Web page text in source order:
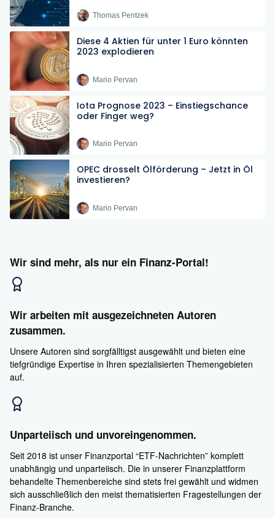
Thomas Pentzek
Diese 4 Aktien für unter 1 Euro könnten
2023 explodieren
Mario Pervan
Iota Prognose 2023 – Einstiegschance
oder Finger weg?
Mario Pervan
OPEC drosselt Ölförderung – Jetzt in Öl
investieren?
Mario Pervan
Wir sind mehr, als nur ein Finanz-Portal!
Wir arbeiten mit ausgezeichneten Autoren
zusammen.
Unsere Autoren sind sorgfälltigst ausgewählt und bieten eine
tiefgründige Expertise in Ihren spezialisierten Themengebieten
auf.
Unparteiisch und unvoreingenommen.
Seit 2018 ist unser Finanzportal “ETF-Nachrichten” komplett
unabhängig und unparteiisch. Die in unserer Finanzplattform
behandelte Themenbereiche sind stets frei gewählt und widmen
sich ausschließlich den meist thematisierten Fragestellungen der
Finanz-Branche.